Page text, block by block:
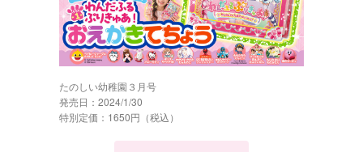
たのしい幼稚園３月号
発売日：2024/1/30
特別定価：1650円（税込）